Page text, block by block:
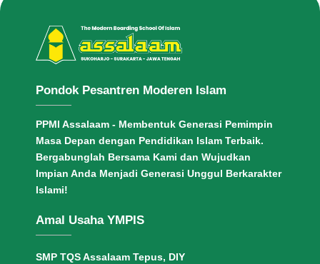
Pondok Pesantren Moderen Islam
PPMI Assalaam - Membentuk Generasi Pemimpin
Masa Depan dengan Pendidikan Islam Terbaik.
Bergabunglah Bersama Kami dan Wujudkan
Impian Anda Menjadi Generasi Unggul Berkarakter
Islami!
Amal Usaha YMPIS
SMP TQS Assalaam Tepus, DIY